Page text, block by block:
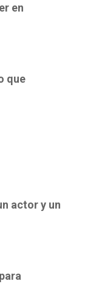
en
que
actor y un